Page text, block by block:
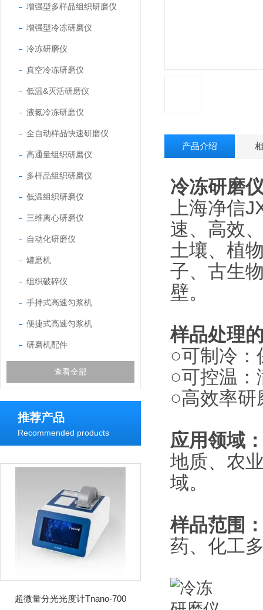
增强型多样品组织研磨仪
增强型冷冻研磨仪
冷冻研磨仪
真空冷冻研磨仪
低温&灭活研磨仪
液氮冷冻研磨仪
全自动样品快速研磨仪
高通量组织研磨仪
多样品组织研磨仪
低温组织研磨仪
三维离心研磨仪
自动化研磨仪
罐磨机
组织破碎仪
手持式高速匀浆机
便捷式高速匀浆机
研磨机配件
查看全部
推荐产品
Recommended products
超微量分光光度计Tnano-700
产品介绍
冷冻研磨
上海净信
速、高效
土壤、植
子、古生
壁。
样品处理
○可制冷：
○可控温：
○高效率研
应用领域
地质、农
域。
样品范围
药、化工